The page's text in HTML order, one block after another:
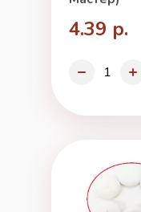
4.39 р.